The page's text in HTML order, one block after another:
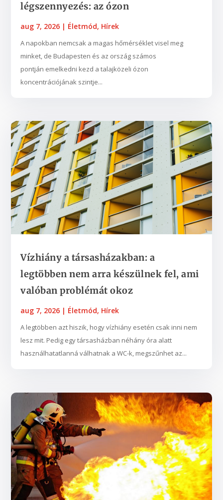
légszennyezés: az ózon
aug 7, 2026 | Életmód, Hírek
A napokban nemcsak a magas hőmérséklet visel meg
minket, de Budapesten és az ország számos
pontján emelkedni kezd a talajközeli ózon
koncentrációjának szintje...
Vízhiány a társasházakban: a
legtöbben nem arra készülnek fel, ami
valóban problémát okoz
aug 7, 2026 | Életmód, Hírek
A legtöbben azt hiszik, hogy vízhiány esetén csak inni nem
lesz mit. Pedig egy társasházban néhány óra alatt
használhatatlanná válhatnak a WC-k, megszűnhet az...